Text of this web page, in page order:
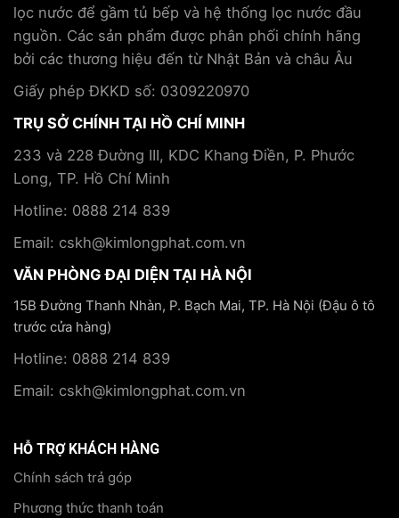
lọc nước để gầm tủ bếp và hệ thống lọc nước đầu
nguồn. Các sản phẩm được phân phối chính hãng
bởi các thương hiệu đến từ Nhật Bản và châu Âu
Giấy phép ĐKKD số: 0309220970
TRỤ SỞ CHÍNH TẠI HỒ CHÍ MINH
233 và 228 Đường III, KDC Khang Điền, P. Phước
Long, TP. Hồ Chí Minh
Hotline: 0888 214 839
Email: cskh@kimlongphat.com.vn
VĂN PHÒNG ĐẠI DIỆN TẠI HÀ NỘI
15B Đường Thanh Nhàn, P. Bạch Mai, TP. Hà Nội (Đậu ô tô
trước cửa hàng)
Hotline: 0888 214 839
Email: cskh@kimlongphat.com.vn
HỖ TRỢ KHÁCH HÀNG
Chính sách trả góp
Phương thức thanh toán